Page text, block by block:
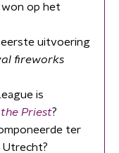
won op het
eerste uitvoering
fireworks
is
Priest?
ter
Utrecht?